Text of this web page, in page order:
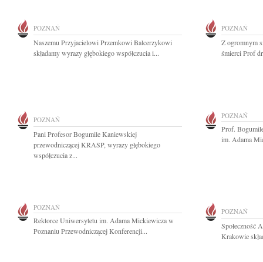
POZNAŃ
Naszemu Przyjacielowi Przemkowi Balcerzykowi
składamy wyrazy głębokiego współczucia i...
POZNAŃ
Z ogromnym
śmierci Prof
POZNAŃ
Pani Profesor Bogumile Kaniewskiej
przewodniczącej KRASP, wyrazy głębokiego
współczucia z...
POZNAŃ
Prof.
im. Adama
POZNAŃ
Rektorce Uniwersytetu im. Adama Mickiewicza w
Poznaniu Przewodniczącej Konferencji...
POZNAŃ
Społeczność
Krakowie